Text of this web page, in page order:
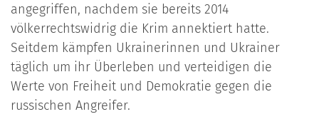
angegriffen, nachdem sie bereits 2014
völkerrechtswidrig die Krim annektiert hatte.
Seitdem kämpfen Ukrainerinnen und Ukrainer
täglich um ihr Überleben und verteidigen die
Werte von Freiheit und Demokratie gegen die
russischen Angreifer.